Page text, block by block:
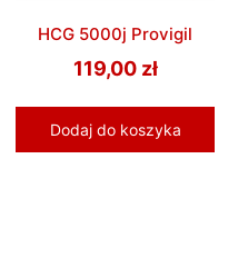
HCG 5000j Provigil
119,00 zł
Dodaj do koszyka